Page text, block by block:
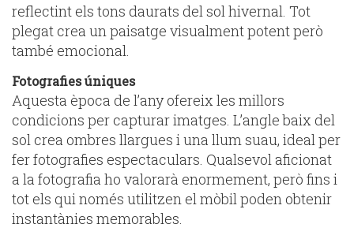
reflectint els tons daurats del sol hivernal. Tot
plegat crea un paisatge visualment potent però
també emocional.
Fotografies úniques
Aquesta època de l’any ofereix les millors
condicions per capturar imatges. L’angle baix del
sol crea ombres llargues i una llum suau, ideal per
fer fotografies espectaculars. Qualsevol aficionat
a la fotografia ho valorarà enormement, però fins i
tot els qui només utilitzen el mòbil poden obtenir
instantànies memorables.